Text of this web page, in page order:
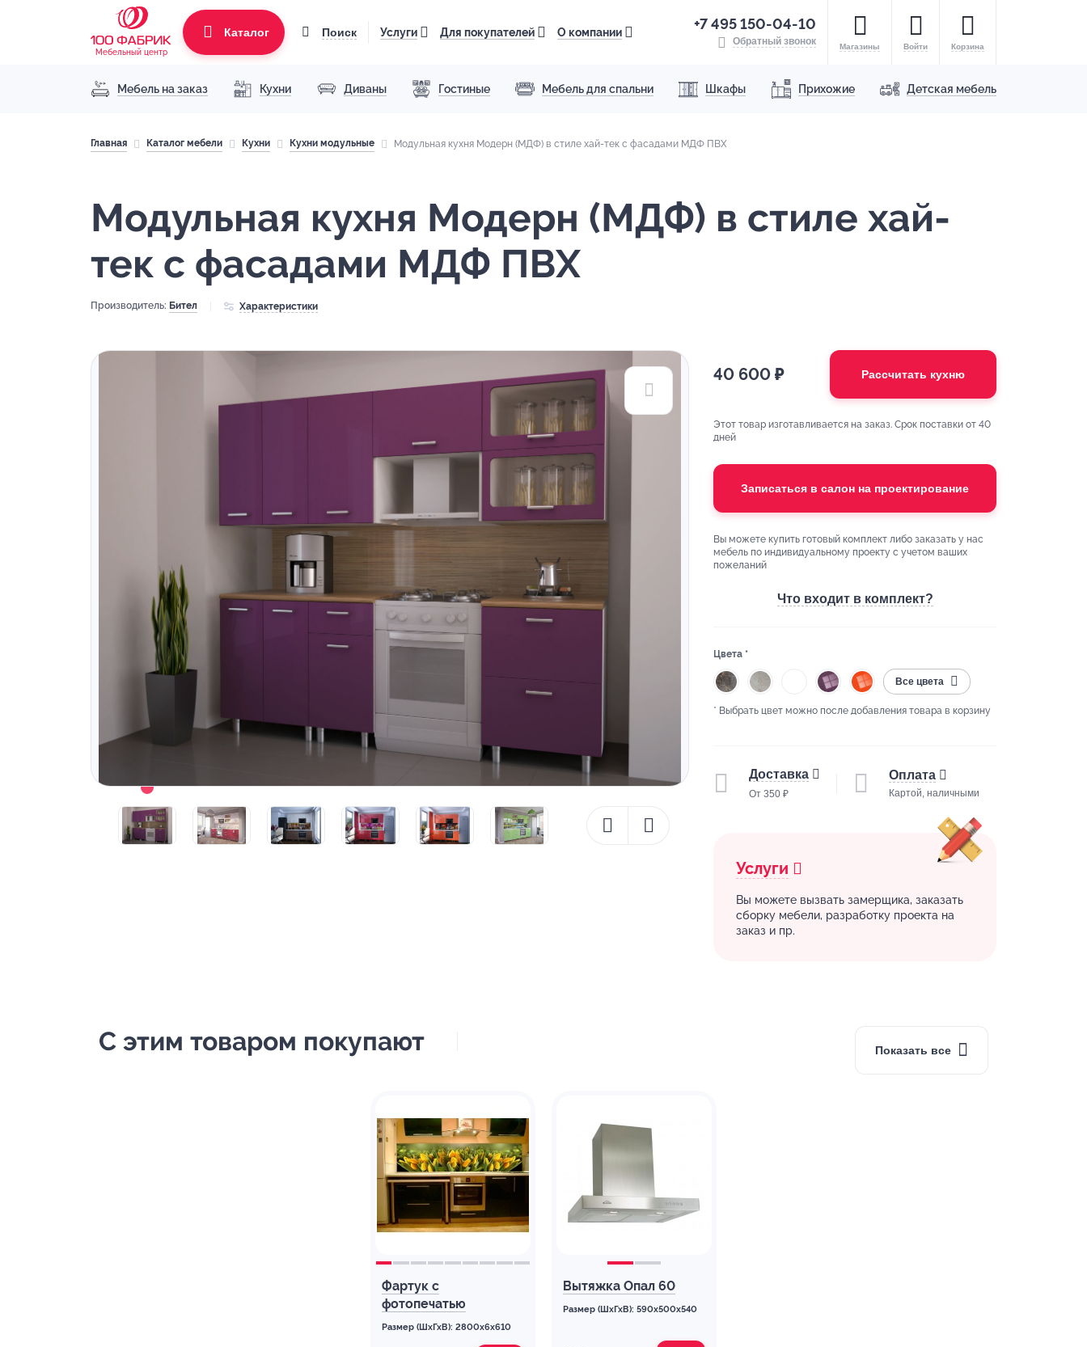
Мебельный центр
Каталог Поиск Услуги Для покупателей О компании +7 495 150-04-10
Обратный звонок Магазины Войти Корзина
Мебель на заказ Кухни Диваны Гостиные Мебель для спальни Шкафы Прихожие Детская мебель
Главная Каталог мебели Кухни Кухни модульные Модульная кухня Модерн (МДФ) в стиле хай-тек с фасадами МДФ ПВХ
Модульная кухня Модерн (МДФ) в стиле хай-
тек с фасадами МДФ ПВХ
Производитель: Бител Характеристики
40 600 ₽ Рассчитать кухню
Этот товар изготавливается на заказ. Срок поставки от 40
дней
Записаться в салон на проектирование
Вы можете купить готовый комплект либо заказать у нас
мебель по индивидуальному проекту с учетом ваших
пожеланий
Что входит в комплект?
Цвета *
Все цвета
* Выбрать цвет можно после добавления товара в корзину
Доставка
От 350 ₽
Оплата
Картой, наличными
Услуги
Вы можете вызвать замерщика, заказать
сборку мебели, разработку проекта на
заказ и пр.
С этим товаром покупают Показать все
Фартук с
фотопечатью
Размер (ШхГхВ): 2800x6x610
Вытяжка Опал 60
Размер (ШхГхВ): 590x500x540